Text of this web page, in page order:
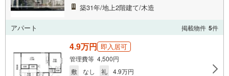
築31年/地上2階建て/木造
アパート 掲載物件 5件
4.9万円 即入居可
管理費等 4,500円
敷
なし 礼 4.9万円